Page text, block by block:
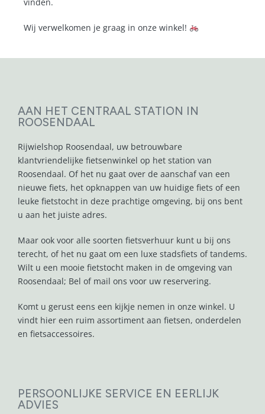
Wij verwelkomen je graag in onze winkel!
AAN HET CENTRAAL STATION IN
ROOSENDAAL
Rijwielshop Roosendaal, uw betrouwbare
klantvriendelijke fietsenwinkel op het station van
Roosendaal. Of het nu gaat over de aanschaf van een
nieuwe fiets, het opknappen van uw huidige fiets of een
leuke fietstocht in deze prachtige omgeving, bij ons bent
u aan het juiste adres.
Maar ook voor alle soorten fietsverhuur kunt u bij ons
terecht, of het nu gaat om een luxe stadsfiets of tandems.
Wilt u een mooie fietstocht maken in de omgeving van
Roosendaal; Bel of mail ons voor uw reservering.
Komt u gerust eens een kijkje nemen in onze winkel. U
vindt hier een ruim assortiment aan fietsen, onderdelen
en fietsaccessoires.
PERSOONLIJKE SERVICE EN EERLIJK
ADVIES